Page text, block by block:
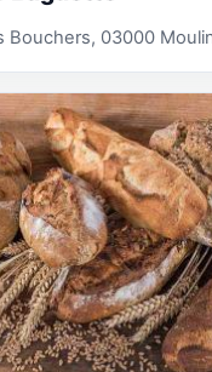
Bouchers, 03000